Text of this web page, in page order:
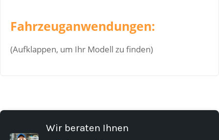
Fahrzeuganwendungen:
(Aufklappen, um Ihr Modell zu finden)
Wir beraten Ihnen